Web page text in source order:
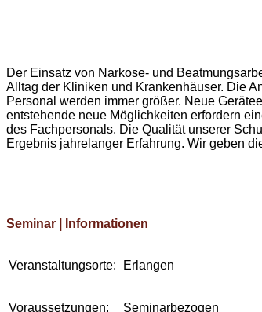
Der Einsatz von Narkose- und
Alltag der Kliniken und Krankenhäuser. Die
Personal werden immer größer. Neue
entstehende neue Möglichkeiten erfordern
des Fachpersonals. Die Qualität unserer
Ergebnis jahrelanger Erfahrung. Wir geben
Seminar | Informationen
Veranstaltungsorte: Erlangen
Voraussetzungen: Seminarbezogen